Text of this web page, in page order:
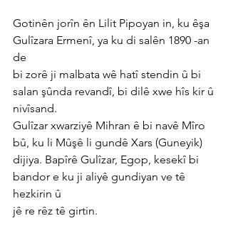
Gotinên jorîn ên Lilit Pipoyan in, ku êşa
Gulîzara Ermenî, ya ku di salên 1890 -an
de
bi zorê ji malbata wê hatî stendin û bi
salan şûnda revandî, bi dilê xwe hîs kir û
nivîsand.
Gulîzar xwarziyê Mihran ê bi navê Mîro
bû, ku li Mûşê li gundê Xars (Guneyik)
dijiya. Bapîrê Gulîzar, Egop, kesekî bi
bandor e ku ji aliyê gundiyan ve tê
hezkirin û
jê re rêz tê girtin.